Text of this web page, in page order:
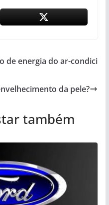
de energia do ar-condici
da pele?
também